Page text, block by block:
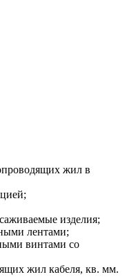
жил в
изделия;
лентами;
винтами со
жил кабеля, кв. мм.